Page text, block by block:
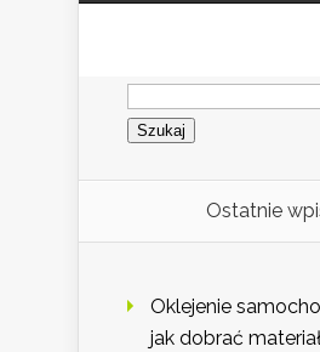
Szukaj:
Ostatnie
Oklejenie
jak dobrać